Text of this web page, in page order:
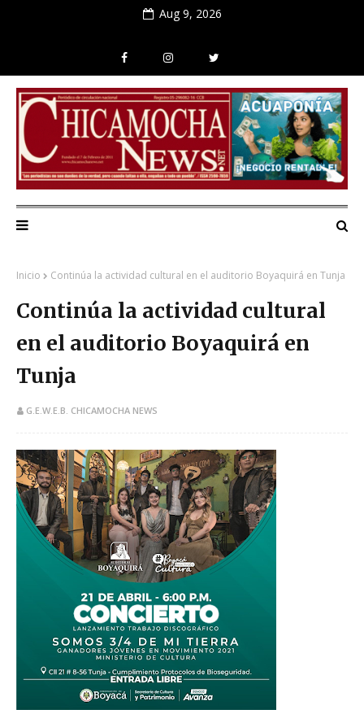
Aug 9, 2026
Inicio Continúa la actividad cultural en el auditorio Boyaquirá en Tunja
Continúa la actividad cultural
en el auditorio Boyaquirá en
Tunja
G.E.W.E.B. CHICAMOCHA NEWS